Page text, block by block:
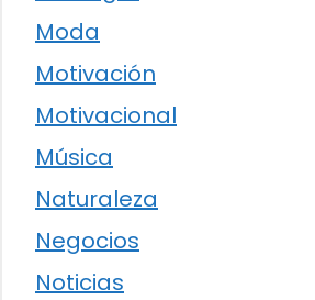
Moda
Motivación
Motivacional
Música
Naturaleza
Negocios
Noticias